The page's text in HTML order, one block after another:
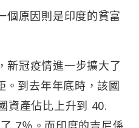
個原因則是印度的貧富
新冠疫情進一步擴大了
。到去年年底時，該國
資產佔比上升到 40.